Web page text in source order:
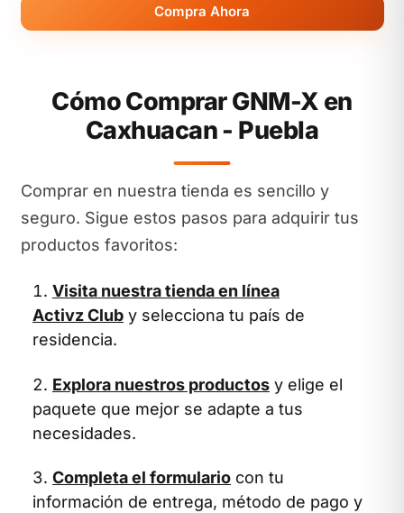
Compra Ahora
Cómo Comprar GNM-X en
Caxhuacan - Puebla
Comprar en nuestra tienda es sencillo y
seguro. Sigue estos pasos para adquirir tus
productos favoritos:
Visita nuestra tienda en línea
Activz Club y selecciona tu país de
residencia.
Explora nuestros productos y elige el
paquete que mejor se adapte a tus
necesidades.
Completa el formulario con tu
información de entrega, método de pago y